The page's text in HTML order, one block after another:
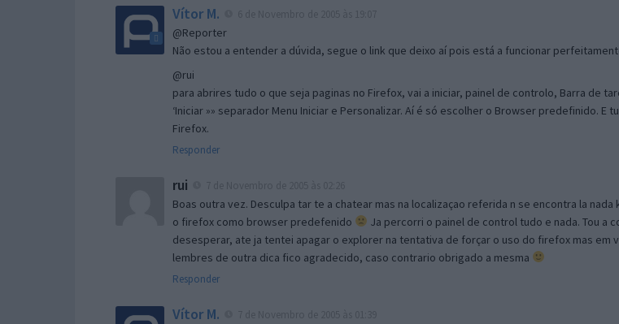
Vítor M.
@Reporter
Não estou a entender a dúvida, segue o link que deixo aí pois está a funcionar
@rui
para abrires tudo o que seja paginas no Firefox, vai a iniciar, painel de controlo, Barra de
‘Iniciar »» separador Menu Iniciar e Personalizar. Aí é só escolher o Browser predefinido. E
Firefox.
Responder
rui
Boas outra vez. Desculpa tar te a chatear mas na localizaçao referida n se encontra la
o firefox como browser predefenido
Ja percorri o painel de control tudo e nada. Tou a
desesperar, ate ja tentei apagar o explorer na tentativa de forçar o uso do firefox mas em
lembres de outra dica fico agradecido, caso contrario obrigado a mesma
Responder
Vítor M.